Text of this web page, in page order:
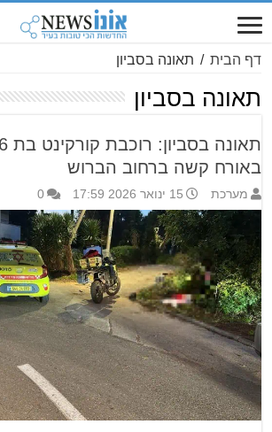
דף הבית / תאונה בסביון
תאונה בסביון
באורח קשה ברחוב הברוש
מערכת 15 ינואר 2026 17:59 0